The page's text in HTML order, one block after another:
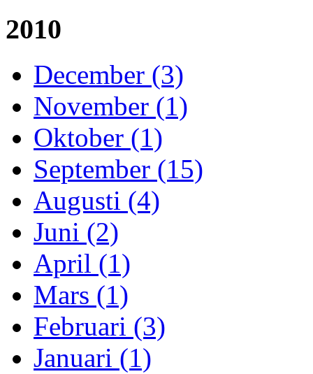
2010
December (3)
November (1)
Oktober (1)
September (15)
Augusti (4)
Juni (2)
April (1)
Mars (1)
Februari (3)
Januari (1)